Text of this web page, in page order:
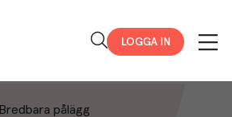
LOGGA IN
Bredbara pålägg